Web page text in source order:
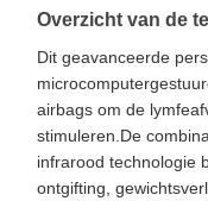
Overzicht van de
Dit geavanceerde
airbags om de
stimuleren.De
infrarood technologie
ontgifting,